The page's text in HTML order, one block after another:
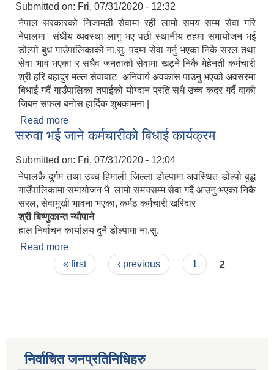
Submitted on: Fri, 07/31/2020 - 12:32
नेपाल सरकारको निजामती सेवामा रही लामो समय सम्म सेवा गरि
नेपालमा संघीय व्यवस्था लागु भए पछी स्थानीय तहमा समायोजन भई
डोल्पो बुध गाउँपालिकाको ना.सु. पदमा सेवा गर्नु भएका निकै सरल तथा
सेवा भाव भएका र सधैव जनताको सेवामा खट्ने निकै मेहेनती कर्मचारी
श्री हरि बहादुर मल्ल सेवाबाट अनिवार्य अवकास पाउनु भएको अवसरमा
बिधाई गर्दै गाउँपालिका तपाईको योग्दान प्रति सधै उच्च कदर गर्दै वाकी
जिबन सफल बनोस हार्दिक शुभकामना |
Read more
सरुवा भई जाने कर्मचारीको बिधाई कार्यक्रम
Submitted on: Fri, 07/31/2020 - 12:04
नेपालकै दुर्गम तथा उच्च हिमाली जिल्ला डोल्पामा अवस्थित डोल्पो बुद्ध
गाउँपालिकामा समायोजन भै लामो समयसम्म सेवा गर्दै आउनु भएका निकै
सरल, सेवामुखी भावना भएका, कर्मठ कर्मचारी खरिदार
श्री बिष्णुकान्त न्यौपाने
हाल निर्वाचन कार्यालय दुनै डोल्पामा ना.सु.
Read more
Pages« first ‹ previous 1 2
निर्वाचित जनप्रतिनिधिहरु